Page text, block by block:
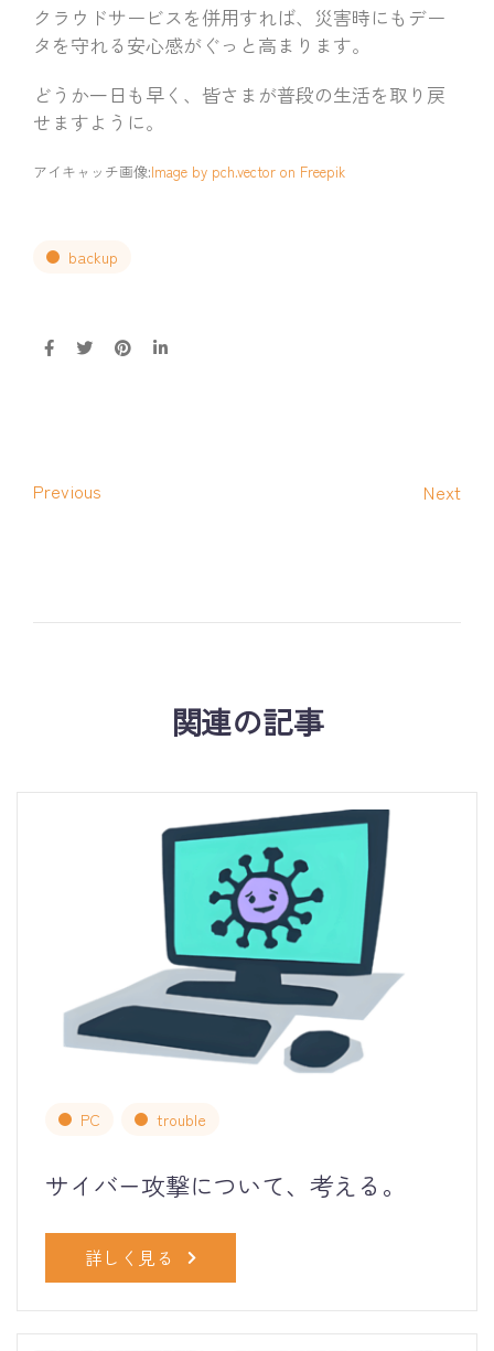
クラウドサービスを併用すれば、災害時にもデー
タを守れる安心感がぐっと高まります。
どうか一日も早く、皆さまが普段の生活を取り戻
せますように。
アイキャッチ画像:Image by pch.vector on Freepik
backup
Previous Next
関連の記事
PC trouble
サイバー攻撃について、考える。
詳しく見る